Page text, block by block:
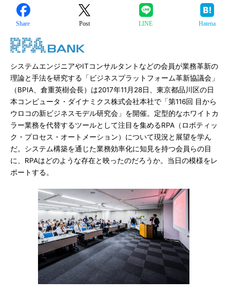
Share Post LINE Hatena
システムエンジニアやITコンサルタントなどの会員が業務革新の
理論と手法を研究する「ビジネスプラットフォーム革新協議会」
（BPIA、倉重英樹会長）は2017年11月28日、東京都品川区の日
本コンピュータ・ダイナミクス株式会社本社で「第116回 目から
ウロコの新ビジネスモデル研究会」を開催。定型的なホワイトカ
ラー業務を代替するツールとして注目を集めるRPA（ロボティッ
ク・プロセス・オートメーション）について現況と展望を学ん
だ。システム構築を通じた業務効率化に知見を持つ会員らの目
に、RPAはどのような存在と映ったのだろうか。当日の模様をレ
ポートする。